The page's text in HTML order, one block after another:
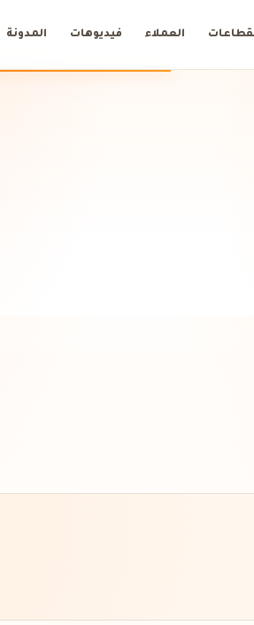
العملاء فيديوهات المدونة